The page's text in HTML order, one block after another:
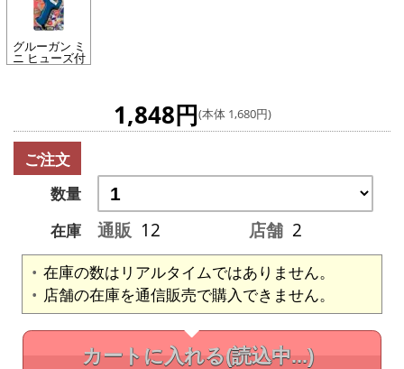
グルーガン ミ
ニ ヒューズ付
1,848円(本体 1,680円)
ご注文
数量
在庫
通販 12 店舗 2
在庫の数はリアルタイムではありません。
店舗の在庫を通信販売で購入できません。
カートに入れる(読込中...)